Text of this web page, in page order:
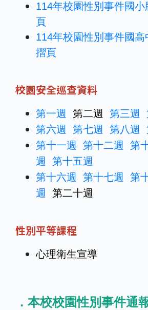
114年校園性別事件國
頁
114年校園性別事件國
摺頁
校園安全巡查資料
第一週 第二週 第三週
第六週
第七週 第八週
第十一週
第十二週 第
週
第十五週
第十六週
第十七週 第
週 第二十週
性別平等課程
心理衛生宣導
．本校校園性別事件通